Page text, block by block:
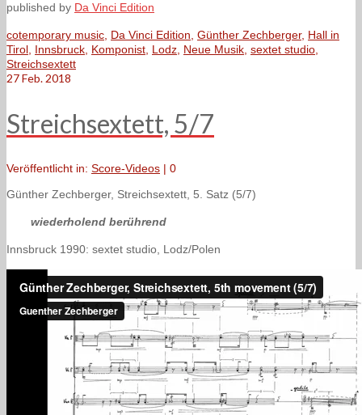
published by Da Vinci Edition
cotemporary music, Da Vinci Edition, Günther Zechberger, Hall in
Tirol, Innsbruck, Komponist, Lodz, Neue Musik, sextet studio,
Streichsextett
27Feb. 2018
Streichsextett, 5/7
Veröffentlicht in: Score-Videos | 0
Günther Zechberger, Streichsextett, 5. Satz (5/7)
wiederholend berührend
Innsbruck 1990: sextet studio, Lodz/Polen